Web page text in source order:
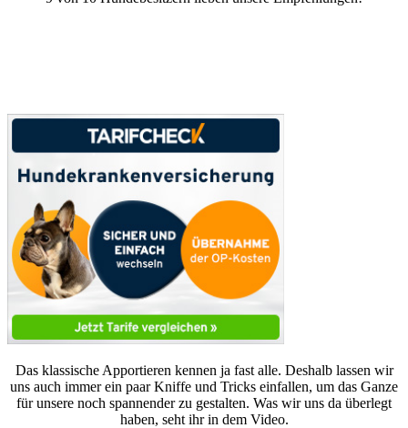
Das klassische Apportieren kennen ja fast alle. Deshalb lassen wir
uns auch immer ein paar Kniffe und Tricks einfallen, um das Ganze
für unsere noch spannender zu gestalten. Was wir uns da überlegt
haben, seht ihr in dem Video.